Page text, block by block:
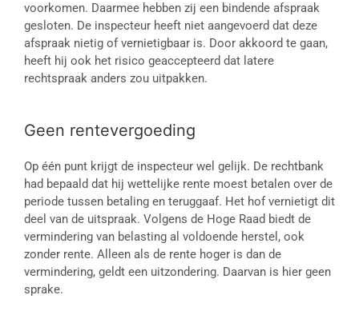
voorkomen. Daarmee hebben zij een bindende afspraak
gesloten. De inspecteur heeft niet aangevoerd dat deze
afspraak nietig of vernietigbaar is. Door akkoord te gaan,
heeft hij ook het risico geaccepteerd dat latere
rechtspraak anders zou uitpakken.
Geen rentevergoeding
Op één punt krijgt de inspecteur wel gelijk. De rechtbank
had bepaald dat hij wettelijke rente moest betalen over de
periode tussen betaling en teruggaaf. Het hof vernietigt dit
deel van de uitspraak. Volgens de Hoge Raad biedt de
vermindering van belasting al voldoende herstel, ook
zonder rente. Alleen als de rente hoger is dan de
vermindering, geldt een uitzondering. Daarvan is hier geen
sprake.